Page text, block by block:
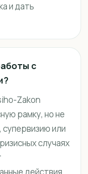
и дать
с
Zakon
рамку, но не
или
случаях